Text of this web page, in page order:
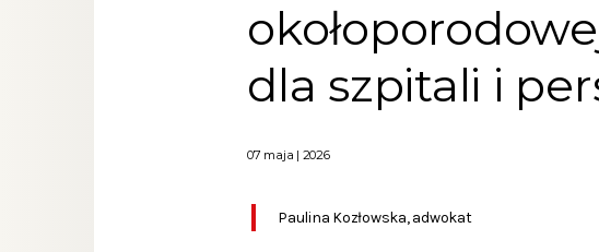
dla szpitali i
07 maja | 2026
Paulina Kozłowska, adwokat